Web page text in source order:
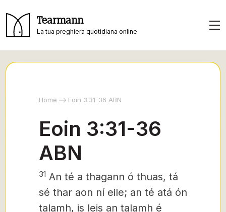
Tearmann
La tua preghiera quotidiana online
Home Eoin 3:31-36 ABN
Eoin 3:31-36
ABN
31 An té a thagann ó thuas, tá
sé thar aon ní eile; an té atá ón
talamh, is leis an talamh é